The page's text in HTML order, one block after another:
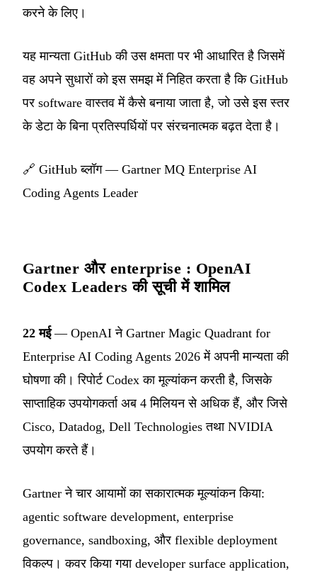
करने के लिए।
यह मान्यता GitHub की उस क्षमता पर भी आधारित है जिसमें
वह अपने सुधारों को इस समझ में निहित करता है कि GitHub
पर software वास्तव में कैसे बनाया जाता है, जो उसे इस स्तर
के डेटा के बिना प्रतिस्पर्धियों पर संरचनात्मक बढ़त देता है।
🔗 GitHub ब्लॉग — Gartner MQ Enterprise AI
Coding Agents Leader
Gartner और enterprise : OpenAI
Codex Leaders की सूची में शामिल
22 मई— OpenAI ने Gartner Magic Quadrant for
Enterprise AI Coding Agents 2026 में अपनी मान्यता की
घोषणा की। रिपोर्ट Codex का मूल्यांकन करती है, जिसके
साप्ताहिक उपयोगकर्ता अब 4 मिलियन से अधिक हैं, और जिसे
Cisco, Datadog, Dell Technologies तथा NVIDIA
उपयोग करते हैं।
Gartner ने चार आयामों का सकारात्मक मूल्यांकन किया:
agentic software development, enterprise
governance, sandboxing, और flexible deployment
विकल्प। कवर किया गया developer surface application,